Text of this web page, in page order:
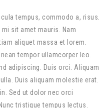
tempus, commodo a, risus.
sit amet mauris. Nam
aliquet massa et lorem.
tempor ullamcorper leo.
adipiscing. Duis orci. Aliquam
Duis aliquam molestie erat.
Sed ut dolor nec orci
tristique tempus lectus.